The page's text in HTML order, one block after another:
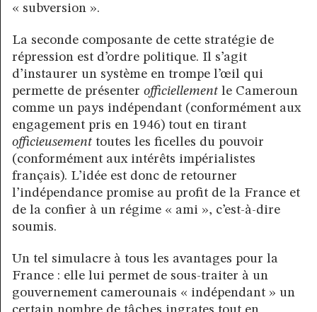
« subversion ».
La seconde composante de cette stratégie de
répression est d’ordre politique. Il s’agit
d’instaurer un système en trompe l’œil qui
permette de présenter officiellement le Cameroun
comme un pays indépendant (conformément aux
engagement pris en 1946) tout en tirant
officieusement toutes les ficelles du pouvoir
(conformément aux intérêts impérialistes
français). L’idée est donc de retourner
l’indépendance promise au profit de la France et
de la confier à un régime « ami », c’est-à-dire
soumis.
Un tel simulacre à tous les avantages pour la
France : elle lui permet de sous-traiter à un
gouvernement camerounais « indépendant » un